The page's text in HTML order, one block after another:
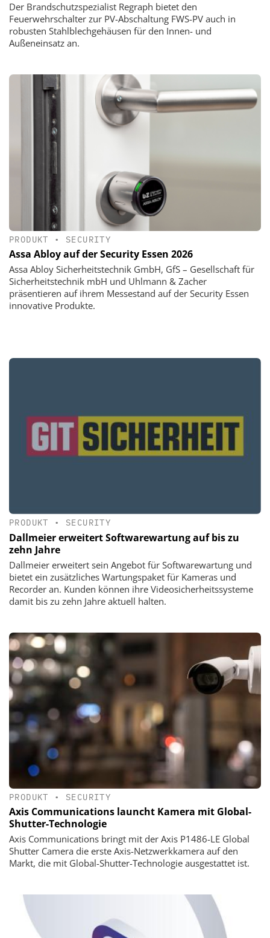
Der Brandschutzspezialist Regraph bietet den
Feuerwehrschalter zur PV-Abschaltung FWS-PV auch in
robusten Stahlblechgehäusen für den Innen- und
Außeneinsatz an.
PRODUKT • SECURITY
Assa Abloy auf der Security Essen 2026
Assa Abloy Sicherheitstechnik GmbH, GfS – Gesellschaft für
Sicherheitstechnik mbH und Uhlmann & Zacher
präsentieren auf ihrem Messestand auf der Security Essen
innovative Produkte.
PRODUKT • SECURITY
Dallmeier erweitert Softwarewartung auf bis zu
zehn Jahre
Dallmeier erweitert sein Angebot für Softwarewartung und
bietet ein zusätzliches Wartungspaket für Kameras und
Recorder an. Kunden können ihre Videosicherheitssysteme
damit bis zu zehn Jahre aktuell halten.
PRODUKT • SECURITY
Axis Communications launcht Kamera mit Global-
Shutter-Technologie
Axis Communications bringt mit der Axis P1486-LE Global
Shutter Camera die erste Axis-Netzwerkkamera auf den
Markt, die mit Global-Shutter-Technologie ausgestattet ist.